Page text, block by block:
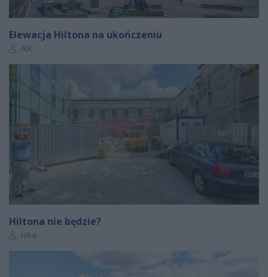
Elewacja Hiltona na ukończeniu
Autor artykułu:
AK
Hiltona nie będzie?
Autor artykułu:
nika